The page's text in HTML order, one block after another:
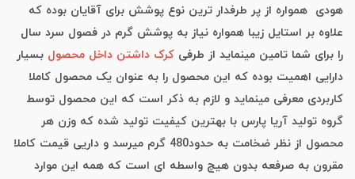
هودی همواره از پر طرفدار ترین نوع پوشش برای آقایان بوده که
علاوه بر استایل زیبا همواره نیاز به پوشش گرم در فصول سرد سال
را برای شما تامین مینماید از طرفی کرک داشتن داخل محصول بسیار
دارایی اهمیت بوده که این محصول را به عنوان یک محصول کاملا
کاربردی معرفی مینماید و لازم به ذکر است که این محصول توسط
گروه تولید آریا پارس با بهترین کیفیت تولید شده که وزن هر
محصول از نظر ضخامت به حدود480 گرم میرسد و داریی قیمت کاملا
مقرون به صرفعه بدون هیچ واسطه ای است که همه این موارد